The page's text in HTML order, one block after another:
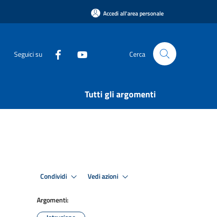
Accedi all'area personale
Seguici su Cerca
Tutti gli argomenti
Condividi Vedi azioni
Argomenti: